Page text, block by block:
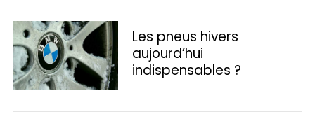
Les pneus hivers
aujourd’hui
indispensables ?